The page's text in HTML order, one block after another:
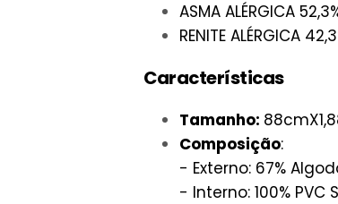
ASMA ALÉRGICA
RENITE ALÉRGICA
Características
Tamanho:
Composição:
- Externo: 67%
- Interno: 100%